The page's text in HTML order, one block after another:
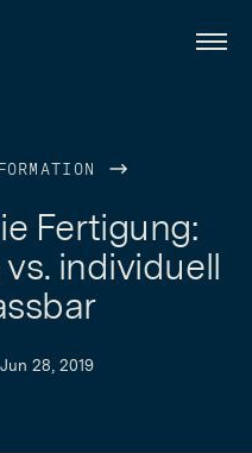
Menü
Fertigung:
individuell
Jun 28, 2019